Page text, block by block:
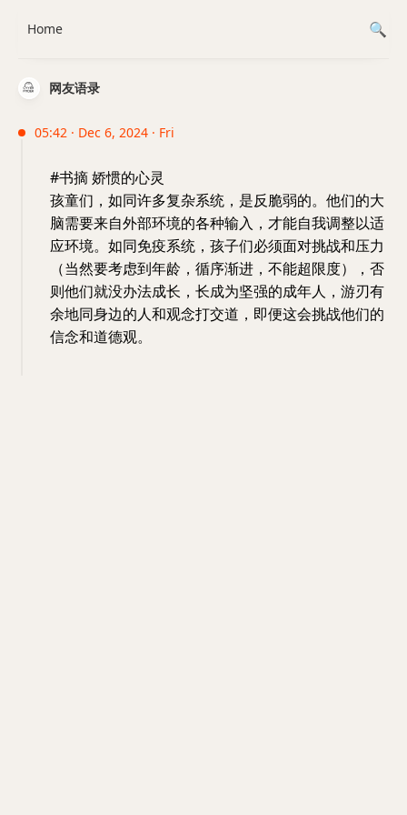
网友语录
05:42 · Dec 6, 2024 · Fri
#书摘 娇惯的心灵
孩童们，如同许多复杂系统，是反脆弱的。他们的大
脑需要来自外部环境的各种输入，才能自我调整以适
应环境。如同免疫系统，孩子们必须面对挑战和压力
（当然要考虑到年龄，循序渐进，不能超限度），否
则他们就没办法成长，长成为坚强的成年人，游刃有
余地同身边的人和观念打交道，即便这会挑战他们的
信念和道德观。
Home